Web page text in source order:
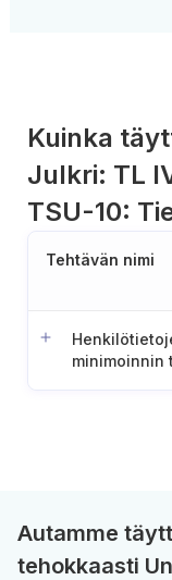
Kuinka
Julkri: TL
TSU-10:
Tehtävän nimi
minimoinnin
Autamme
tehokkaasti